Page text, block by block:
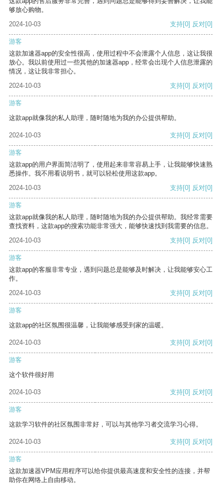
够放心购物。
2024-10-03
支持[0] 反对[0]
游客
这款加速器app的安全性很高，使用过程中不会泄露个人信息，这让我很
放心。我以前使用过一些其他的加速器app，经常会出现个人信息泄露的
情况，这让我非常担心。
2024-10-03
支持[0] 反对[0]
游客
这款app就像我的私人助理，随时随地为我的办公提供帮助。
2024-10-03 支持[0] 反对[0]
游客
这款app的用户界面简洁明了，使用起来非常容易上手，让我能够快速熟
悉操作。我不用看说明书，就可以轻松使用这款app。
2024-10-03
支持[0] 反对[0]
游客
这款app就像我的私人助理，随时随地为我的办公提供帮助。我经常需要
查找资料，这款app的搜索功能非常强大，能够快速找到我需要的信息。
2024-10-03
支持[0] 反对[0]
游客
这款app的客服非常专业，遇到问题总是能够及时解决，让我能够安心工
作。
2024-10-03
支持[0] 反对[0]
游客
这款app的社区氛围很温馨，让我能够感受到家的温暖。
2024-10-03 支持[0] 反对[0]
游客
这个软件很好用
2024-10-03 支持[0] 反对[0]
游客
这款学习软件的社区氛围非常好，可以与其他学习者交流学习心得。
2024-10-03 支持[0] 反对[0]
游客
这款加速器VPM应用程序可以给你提供最高速度和安全性的连接，并帮
助你在网络上自由移动。